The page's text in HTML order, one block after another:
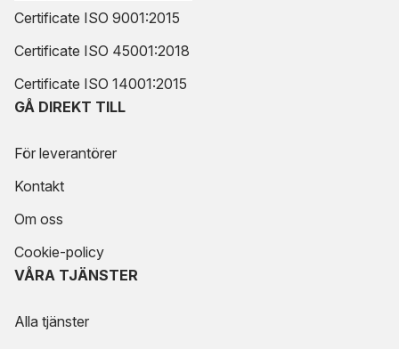
Certificate ISO 9001:2015
Certificate ISO 45001:2018
Certificate ISO 14001:2015
GÅ DIREKT TILL
För leverantörer
Kontakt
Om oss
Cookie-policy
VÅRA TJÄNSTER
Alla tjänster